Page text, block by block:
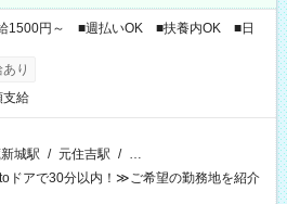
1500円～ ■週払いOK ■扶養内OK ■日
り
支給
城駅 / 元住吉駅 / …
ドアで30分以内！≫ご希望の勤務地を紹介